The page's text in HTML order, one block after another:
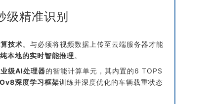
级精准识别
技术。与必须将视频数据上传至云端服务器才能
本地的实时智能推理。
级AI处理器的智能计算单元，其内置的6 TOPS
深度学习框架训练并深度优化的车辆载重状态